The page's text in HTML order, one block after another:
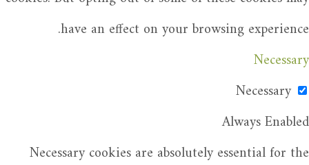
have an effect on your browsing experience.
Necessary
Necessary
Always Enabled
Necessary cookies are absolutely essential for the